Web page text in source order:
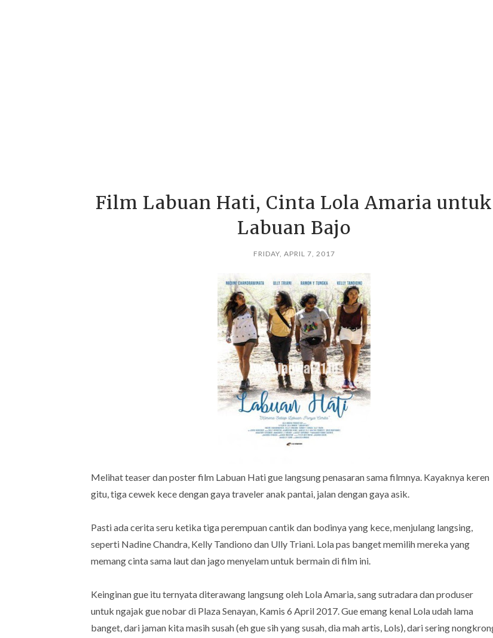
Film Labuan Hati, Cinta Lola Amaria untuk
Labuan Bajo
FRIDAY, APRIL 7, 2017
Melihat teaser dan poster film Labuan Hati gue langsung penasaran sama filmnya. Kayaknya keren
gitu, tiga cewek kece dengan gaya traveler anak pantai, jalan dengan gaya asik.
Pasti ada cerita seru ketika tiga perempuan cantik dan bodinya yang kece, menjulang langsing,
seperti Nadine Chandra, Kelly Tandiono dan Ully Triani. Lola pas banget memilih mereka yang
memang cinta sama laut dan jago menyelam untuk bermain di film ini.
Keinginan gue itu ternyata diterawang langsung oleh Lola Amaria, sang sutradara dan produser
untuk ngajak gue nobar di Plaza Senayan, Kamis 6 April 2017. Gue emang kenal Lola udah lama
banget, dari jaman kita masih susah (eh gue sih yang susah, dia mah artis, Lols), dari sering